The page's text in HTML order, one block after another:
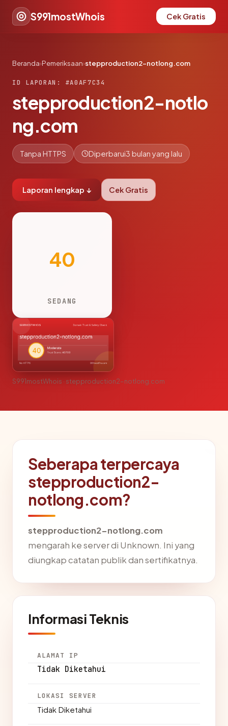
S991mostWhois Cek Gratis
Beranda›Pemeriksaan›stepproduction2-notlong.com
ID LAPORAN: #A0AF7C34
stepproduction2-notlo
ng.com
Tanpa HTTPS Diperbarui3 bulan yang lalu
Laporan lengkap ↓ Cek Gratis
40
SEDANG
S991mostWhois · stepproduction2-notlong.com
Seberapa terpercaya
stepproduction2-
notlong.com?
stepproduction2-notlong.com
mengarah ke server di Unknown. Ini yang
diungkap catatan publik dan sertifikatnya.
Informasi Teknis
ALAMAT IP
Tidak Diketahui
LOKASI SERVER
Tidak Diketahui